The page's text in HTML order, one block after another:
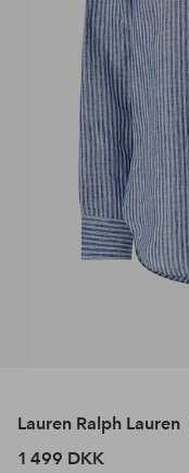
Lauren Ralph Lauren
1 499 DKK